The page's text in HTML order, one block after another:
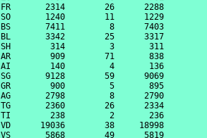
FR       2314        26      2288
SO       1240        11      1229
BS       7411         8      7403
BL       3342        25      3317
SH        314         3       311
AR        909        71       838
AI        140         4       136
SG       9128        59      9069
GR        900         5       895
AG       2798         8      2790
TG       2360        26      2334
TI        238         2       236
VD      19036        38     18998
VS       5868        49      5819